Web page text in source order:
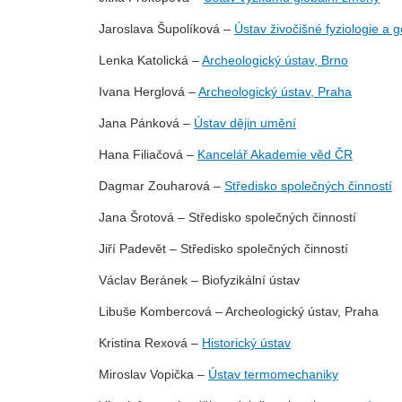
Jaroslava Šupolíková – Ústav živočišné fyziologie a
Lenka Katolická –Archeologický ústav, Brno
Ivana Herglová –Archeologický ústav, Praha
Jana Pánková – Ústav dějin umění
Hana Filiačová – Kancelář Akademie věd ČR
Dagmar Zouharová – Středisko společných činností
Jana Šrotová – Středisko společných činností
Jiří Padevět – Středisko společných činností
Václav Beránek – Biofyzikální ústav
Libuše Kombercová – Archeologický ústav, Praha
Kristina Rexová – Historický ústav
Miroslav Vopička – Ústav termomechaniky